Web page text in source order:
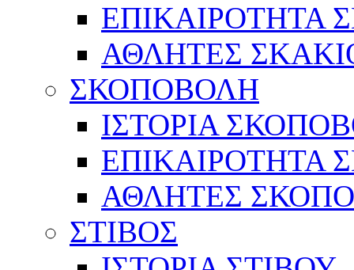
ΕΠΙΚΑΙΡΟΤΗΤΑ
ΑΘΛΗΤΕΣ
ΣΚΟΠΟΒΟΛΗ
ΙΣΤΟΡΙΑ
ΕΠΙΚΑΙΡΟΤΗΤΑ
ΑΘΛΗΤΕΣ
ΣΤΙΒΟΣ